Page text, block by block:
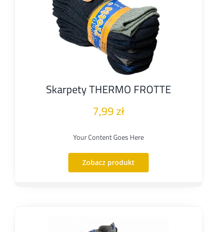
Skarpety THERMO FROTTE
7,99zł
Your Content Goes Here
Zobacz produkt